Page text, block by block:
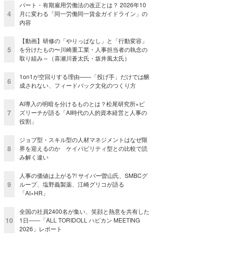
4
パート・有期雇用労働法の改正とは？ 2026年10
月に変わる「同一労働同一賃金ガイドライン」の
内容
5
【動画】研修の「やりっぱなし」と「行動変容」
を分けたもの〜川崎重工業・人事担当者の執念の
取り組み～（喜瀬川蒼太氏・坂井風太氏）
6
1on1が空回りする理由——「投げ手」だけでは醸
成されない、フィードバック文化のつくり方
7
AI導入の明暗を分けるものとは？松尾研究所×ビ
ズリーチが語る「AI時代の人的資本経営と人事の
役割」
8
ジョブ型・スキル型の人材マネジメントはなぜ限
界を迎えるのか ケイパビリティ型との比較で読
み解く違い
9
人事の価値は上がる?! サイバー曽山氏、SMBCグ
ループ、塩野義製薬、江崎グリコが語る
「AI×HR」
10
全国の社員2400名が集い、笑顔と熱意を共有した
1日――「ALL TORIDOLL ハピカン MEETING
2026」レポート